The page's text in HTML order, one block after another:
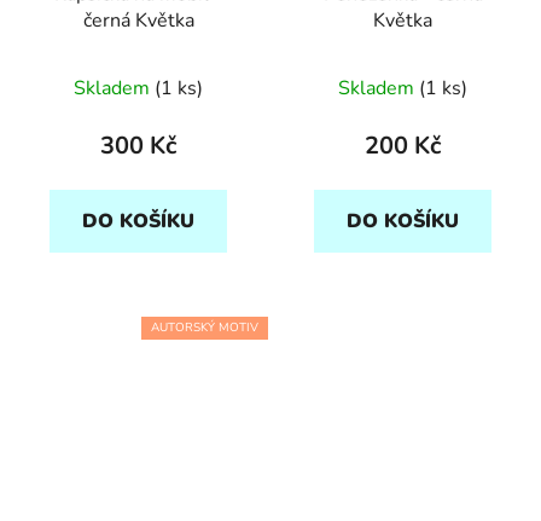
černá Květka
Skladem (1 ks)
300 Kč
DO KOŠÍKU
Květka
Skladem (1 ks)
200 Kč
DO KOŠÍKU
AUTORSKÝ MOTIV